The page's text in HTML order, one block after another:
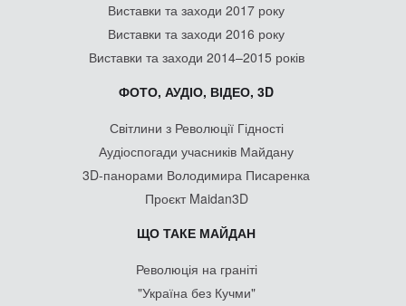
Виставки та заходи 2017 року
Виставки та заходи 2016 року
Виставки та заходи 2014–2015 років
ФОТО, АУДІО, ВІДЕО, 3D
Світлини з Революції Гідності
Аудіоспогади учасників Майдану
3D-панорами Володимира Писаренка
Проєкт Maidan3D
ЩО ТАКЕ МАЙДАН
Революція на граніті
"Україна без Кучми"